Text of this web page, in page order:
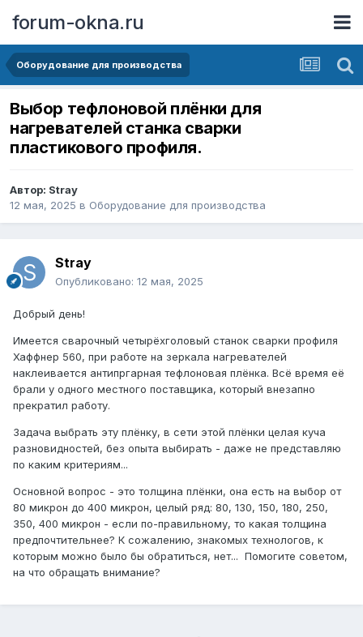
forum-okna.ru
Оборудование для производства
Выбор тефлоновой плёнки для
нагревателей станка сварки
пластикового профиля.
Автор: Stray
12 мая, 2025 в Оборудование для производства
Stray
Опубликовано: 12 мая, 2025
Добрый день!
Имеется сварочный четырёхголовый станок сварки профиля
Хаффнер 560, при работе на зеркала нагревателей
наклеивается антипргарная тефлоновая плёнка. Всё время её
брали у одного местного поставщика, который внезапно
прекратил работу.
Задача выбрать эту плёнку, в сети этой плёнки целая куча
разновидностей, без опыта выбирать - даже не представляю
по каким критериям...
Основной вопрос - это толщина плёнки, она есть на выбор от
80 микрон до 400 микрон, целый ряд: 80, 130, 150, 180, 250,
350, 400 микрон - если по-правильному, то какая толщина
предпочтительнее? К сожалению, знакомых технологов, к
которым можно было бы обратиться, нет... Помогите советом,
на что обращать внимание?